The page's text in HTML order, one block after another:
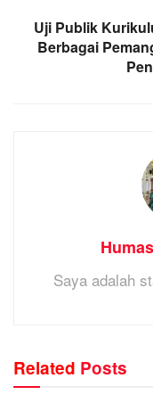
Uji Publik
Berbagai
Saya adalah
Related Posts